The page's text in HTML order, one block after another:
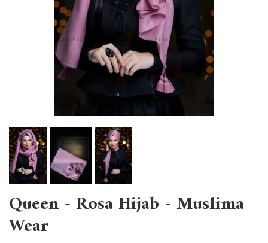
Queen - Rosa Hijab - Muslima
Wear